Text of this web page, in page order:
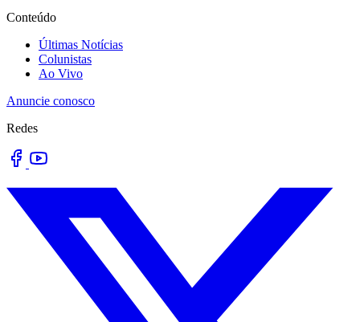
Conteúdo
Últimas Notícias
Colunistas
Ao Vivo
Anuncie conosco
Redes